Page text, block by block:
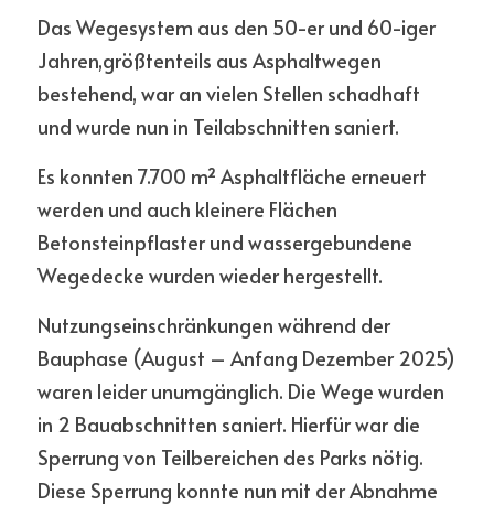
Das Wegesystem aus den 50-er und 60-iger
Jahren,größtenteils aus Asphaltwegen
bestehend, war an vielen Stellen schadhaft
und wurde nun in Teilabschnitten saniert.
Es konnten 7.700 m² Asphaltfläche erneuert
werden und auch kleinere Flächen
Betonsteinpflaster und wassergebundene
Wegedecke wurden wieder hergestellt.
Nutzungseinschränkungen während der
Bauphase (August – Anfang Dezember 2025)
waren leider unumgänglich. Die Wege wurden
in 2 Bauabschnitten saniert. Hierfür war die
Sperrung von Teilbereichen des Parks nötig.
Diese Sperrung konnte nun mit der Abnahme